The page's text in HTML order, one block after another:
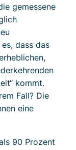
gemessene
dass das
kommt.
Fall? Die
eine
90 Prozent